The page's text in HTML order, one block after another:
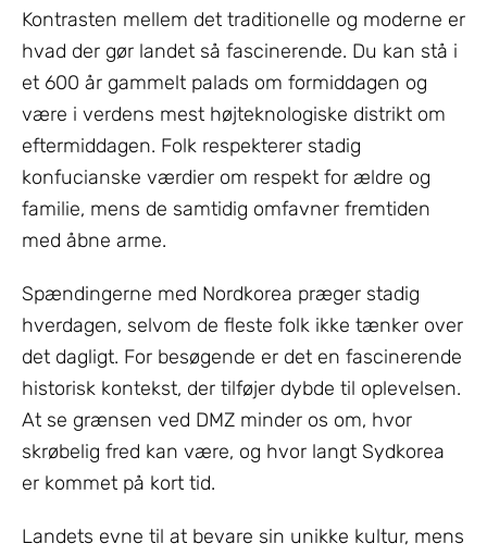
Kontrasten mellem det traditionelle og moderne er
hvad der gør landet så fascinerende. Du kan stå i
et 600 år gammelt palads om formiddagen og
være i verdens mest højteknologiske distrikt om
eftermiddagen. Folk respekterer stadig
konfucianske værdier om respekt for ældre og
familie, mens de samtidig omfavner fremtiden
med åbne arme.
Spændingerne med Nordkorea præger stadig
hverdagen, selvom de fleste folk ikke tænker over
det dagligt. For besøgende er det en fascinerende
historisk kontekst, der tilføjer dybde til oplevelsen.
At se grænsen ved DMZ minder os om, hvor
skrøbelig fred kan være, og hvor langt Sydkorea
er kommet på kort tid.
Landets evne til at bevare sin unikke kultur, mens